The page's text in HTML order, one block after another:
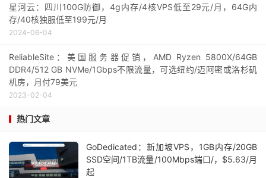
星河云：四川100G防御，4g内存/4核VPS低至29元/月，64G内
存/40核独服低至199元/月
2024-06-04
ReliableSite：美国服务器促销，AMD Ryzen 5800X/64GB
DDR4/512 GB NVMe/1Gbps不限流量，可选纽约/迈阿密或洛杉矶
机房，月付79美元
2023-02-04
热门文章
GoDedicated：新加坡VPS，1GB内存/20GB
SSD空间/1TB流量/100Mbps端口/，$5.63/月
起